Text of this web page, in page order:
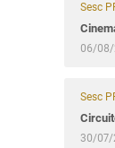
Sesc
06/
Sesc
30/07/